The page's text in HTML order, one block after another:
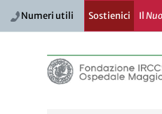
Numeri utili Sostienici Il